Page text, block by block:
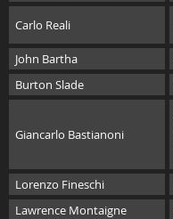
Carlo Reali
John Bartha
Burton Slade
Giancarlo Bastianoni
Lorenzo Fineschi
Lawrence Montaigne